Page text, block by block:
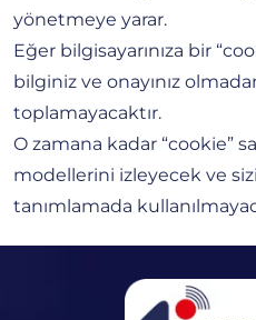
yönetmeye yarar.
Eğer bilgisayarınıza bir
bilginiz ve onayınız
toplamayacaktır.
O zamana kadar “cookie”
modellerini izleyecek ve
tanımlamada